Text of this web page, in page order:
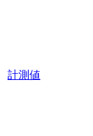
計測値